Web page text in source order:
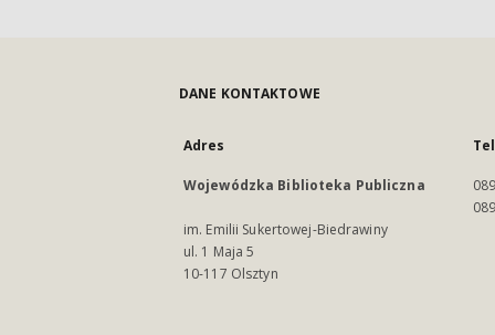
DANE KONTAKTOWE
Adres
Wojewódzka Biblioteka Publiczna
im. Emilii Sukertowej-Biedrawiny
ul. 1 Maja 5
10-117 Olsztyn